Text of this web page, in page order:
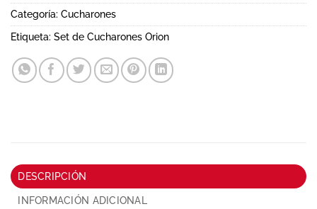
Categoría: Cucharones
Etiqueta: Set de Cucharones Orion
DESCRIPCIÓN
INFORMACIÓN ADICIONAL